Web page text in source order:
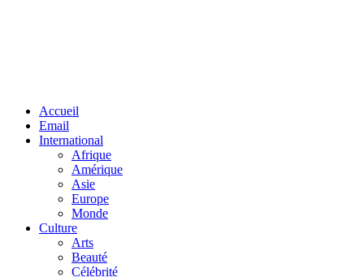
Accueil
Email
International
Afrique
Amérique
Asie
Europe
Monde
Culture
Arts
Beauté
Célébrité